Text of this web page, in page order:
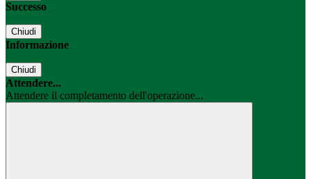
Successo
Chiudi
Informazione
Chiudi
Attendere...
Attendere il completamento dell'operazione...